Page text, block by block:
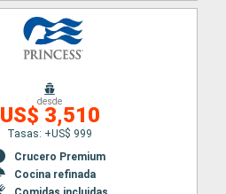
desde
US$ 3,510
Tasas: +US$ 999
Crucero Premium
Cocina refinada